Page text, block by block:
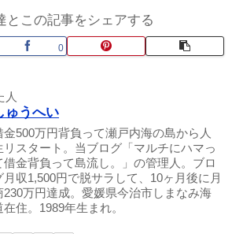
とこの記事をシェアする
0
人
ゅうへい
金500万円背負って瀬戸内海の島から人
リスタート。当ブログ「マルチにハマっ
借金背負って島流し。」の管理人。ブロ
月収1,500円で脱サラして、10ヶ月後に月
230万円達成。愛媛県今治市しまなみ海
在住。1989年生まれ。